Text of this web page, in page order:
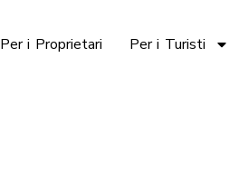
Per i Proprietari Per i Turisti